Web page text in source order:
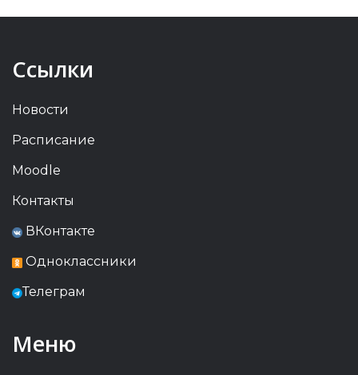
Ссылки
Новости
Расписание
Moodle
Контакты
ВКонтакте
Одноклассники
Телеграм
Меню